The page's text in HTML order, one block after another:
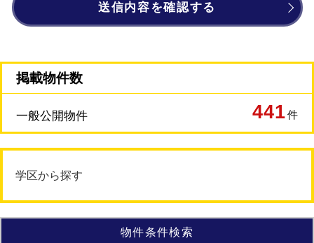
送信内容を確認する
掲載物件数
一般公開物件 441件
学区から探す
物件条件検索